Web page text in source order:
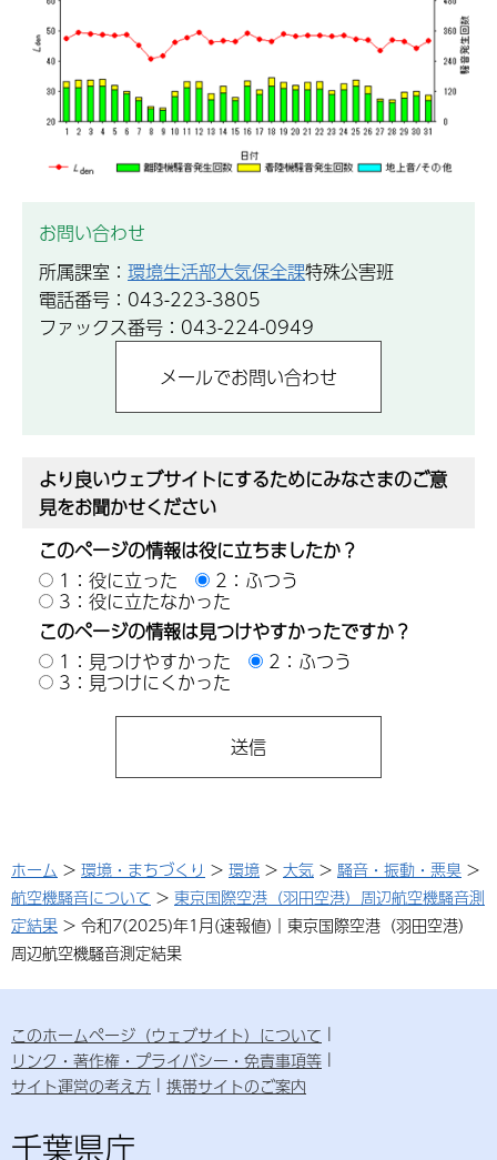
お問い合わせ
所属課室： 環境生活部大気保全課特殊公害班
電話番号：043-223-3805
ファックス番号：043-224-0949
より良いウェブサイトにするためにみなさまのご意
見をお聞かせください
このページの情報は役に立ちましたか？
1：役に立った
2：ふつう
3：役に立たなかった
このページの情報は見つけやすかったですか？
1：見つけやすかった
2：ふつう
3：見つけにくかった
ホーム > 環境・まちづくり > 環境 > 大気 > 騒音・振動・悪臭 >
航空機騒音について > 東京国際空港（羽田空港）周辺航空機騒音測
定結果 > 令和7(2025)年1月(速報値)｜東京国際空港（羽田空港）
周辺航空機騒音測定結果
このホームページ（ウェブサイト）について
リンク・著作権・プライバシー・免責事項等
サイト運営の考え方
携帯サイトのご案内
千葉県庁